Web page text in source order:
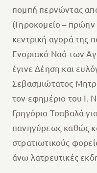
πομπή περνώντας
(Γηροκομείο –
κεντρική αγορά της
Ενοριακό Ναό των
έγινε Δέηση και
Σεβασμιώτατος
τον εφημέριο του Ι.
Γρηγόριο Τσαβαλά
πανηγύρεως καθώς
στρατιωτικούς
άνω λατρευτικές